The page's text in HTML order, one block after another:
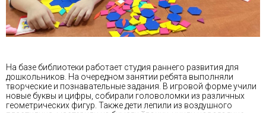
На базе библиотеки работает студия раннего развития для
дошкольников. На очередном занятии ребята выполняли
творческие и познавательные задания. В игровой форме учили
новые буквы и цифры, собирали головоломки из различных
геометрических фигур. Также дети лепили из воздушного